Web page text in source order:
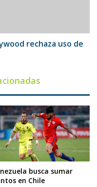
rechaza uso de
busca sumar
en Chile